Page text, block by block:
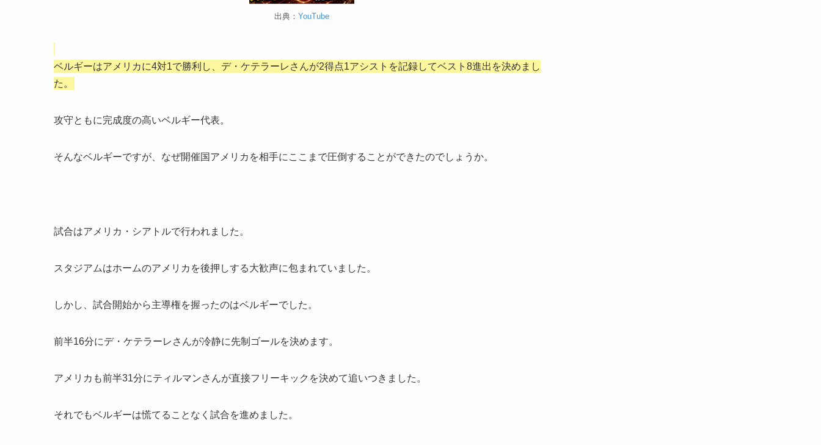
出典： YouTube
ベルギーはアメリカに4対1で勝利し、デ・ケテラーレさんが2得点1アシストを記録してベスト8進出を決めまし
た。
攻守ともに完成度の高いベルギー代表。
そんなベルギーですが、なぜ開催国アメリカを相手にここまで圧倒することができたのでしょうか。
試合はアメリカ・シアトルで行われました。
スタジアムはホームのアメリカを後押しする大歓声に包まれていました。
しかし、試合開始から主導権を握ったのはベルギーでした。
前半16分にデ・ケテラーレさんが冷静に先制ゴールを決めます。
アメリカも前半31分にティルマンさんが直接フリーキックを決めて追いつきました。
それでもベルギーは慌てることなく試合を進めました。